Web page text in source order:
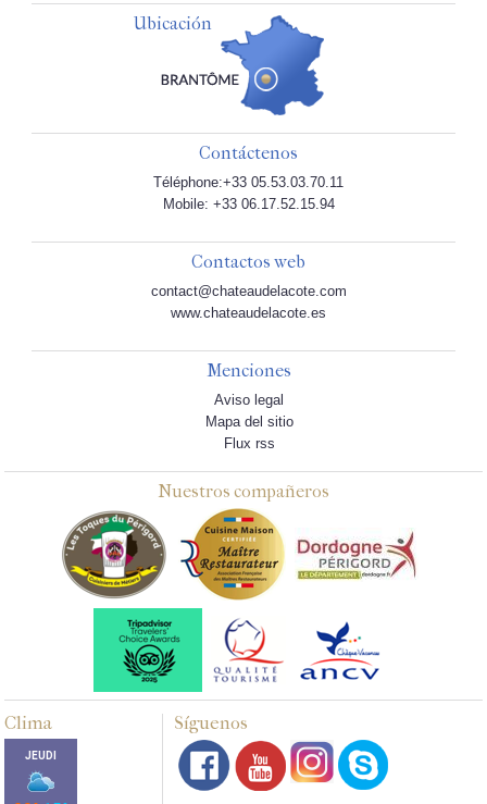
Ubicación
Contáctenos
Téléphone:+33 05.53.03.70.11
Mobile: +33 06.17.52.15.94
Contactos web
contact@chateaudelacote.com
www.chateaudelacote.es
Menciones
Aviso legal
Mapa del sitio
Flux rss
Nuestros compañeros
Clima Síguenos